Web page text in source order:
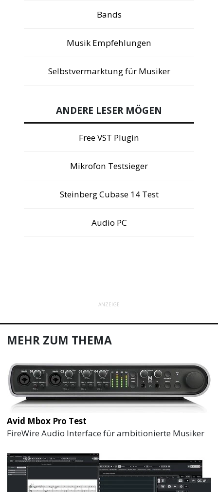
Bands
Musik Empfehlungen
Selbstvermarktung für Musiker
ANDERE LESER MÖGEN
Free VST Plugin
Mikrofon Testsieger
Steinberg Cubase 14 Test
Audio PC
ANZEIGE
MEHR ZUM THEMA
Avid Mbox Pro Test
FireWire Audio Interface für ambitionierte Musiker